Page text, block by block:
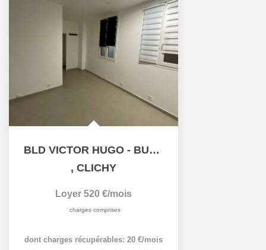
BLD VICTOR HUGO - BUREAUX - 14M²
, CLICHY
Loyer 520 €/mois
charges comprises
dont charges récupérables: 20 €/mois